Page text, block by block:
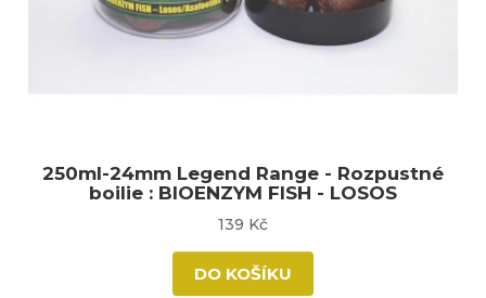
250ml-24mm Legend Range - Rozpustné
boilie : BIOENZYM FISH - LOSOS
139 Kč
DO KOŠÍKU